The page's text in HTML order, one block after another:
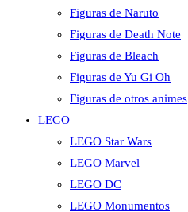
Figuras de Naruto
Figuras de Death Note
Figuras de Bleach
Figuras de Yu Gi Oh
Figuras de otros animes
LEGO
LEGO Star Wars
LEGO Marvel
LEGO DC
LEGO Monumentos